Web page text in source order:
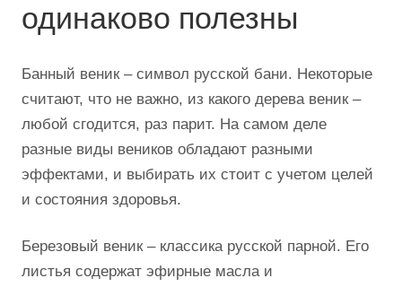
одинаково полезны
Банный веник – символ русской бани. Некоторые
считают, что не важно, из какого дерева веник –
любой сгодится, раз парит. На самом деле
разные виды веников обладают разными
эффектами, и выбирать их стоит с учетом целей
и состояния здоровья.
Березовый веник – классика русской парной. Его
листья содержат эфирные масла и